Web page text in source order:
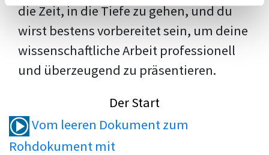
die Zeit, in die Tiefe zu gehen, und du
wirst bestens vorbereitet sein, um deine
wissenschaftliche Arbeit professionell
und überzeugend zu präsentieren.
Der Start
Vom leeren Dokument zum
Rohdokument mit